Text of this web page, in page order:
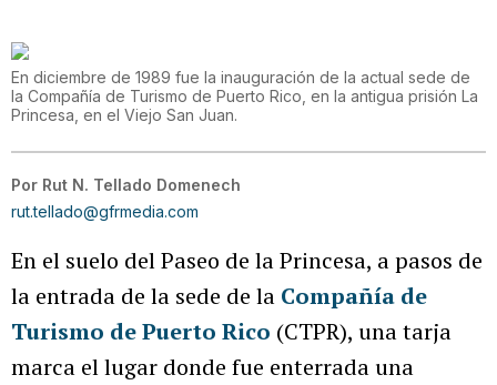
En diciembre de 1989 fue la inauguración de la actual sede de
la Compañía de Turismo de Puerto Rico, en la antigua prisión La
Princesa, en el Viejo San Juan.
Por Rut N. Tellado Domenech
rut.tellado@gfrmedia.com
En el suelo del Paseo de la Princesa, a pasos de
la entrada de la sede de la Compañía de
Turismo de Puerto Rico (CTPR), una tarja
marca el lugar donde fue enterrada una